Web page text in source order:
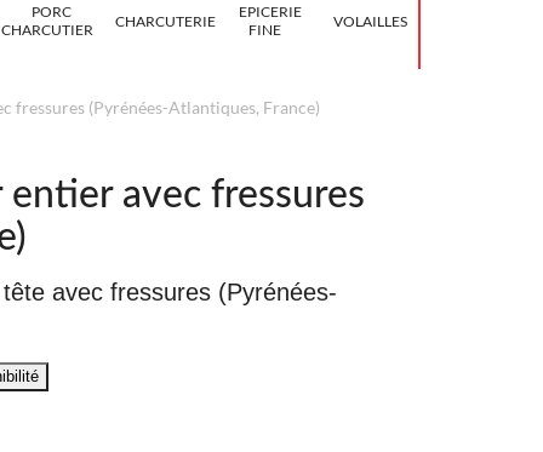
PORC
CHARCUTIER
CHARCUTERIE
EPICERIE
FINE
VOLAILLES
fressures (Pyrénées-Atlantiques, France)
avec fressures
avec fressures (Pyrénées-